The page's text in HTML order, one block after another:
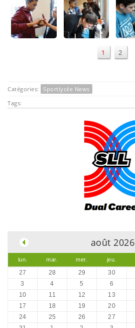
1 2
Catégories:
Sportlycée News
Tags:
août 2026
lun. mar. mer. jeu.
27 28 29 30
3
4 5 6
10
11 12 13
17
18 19 20
24
25 26 27